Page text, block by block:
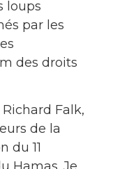
loups
par les
des droits
Falk,
de la
du 11